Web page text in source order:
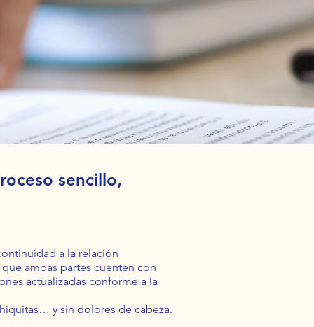
sencillo,
a la relación
ambas partes cuenten con
actualizadas conforme a la
y sin dolores de cabeza.